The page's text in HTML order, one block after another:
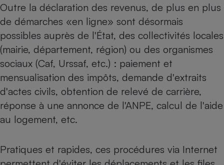
Outre la déclaration des revenus, de plus en plus
de démarches «en ligne» sont désormais
possibles auprès de l'État, des collectivités locales
(mairie, département, région) ou des organismes
sociaux (Caf, Urssaf, etc.) : paiement et
mensualisation des impôts, demande d'extraits
d'actes civils, obtention de relevé de carrière,
réponse à une annonce de l'ANPE, calcul de l'aide
au logement, etc.
Pratiques et rapides, ces procédures via Internet
Complément
alimentaire
Assurance emprunteur
Gros électroménager
Petit électroménager -
Téléphonie
Téléviseur
Mutuelle
Antimoustique